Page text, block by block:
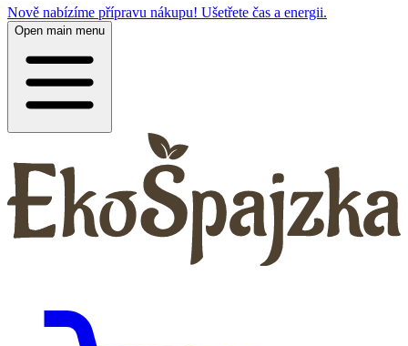
Nově nabízíme přípravu nákupu! Ušetřete čas a energii.
Open main menu